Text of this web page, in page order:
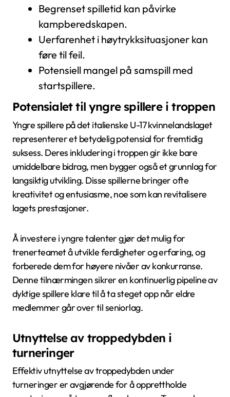
Begrenset spilletid kan påvirke
kampberedskapen.
Uerfarenhet i høytrykksituasjoner kan
føre til feil.
Potensiell mangel på samspill med
startspillere.
Potensialet til yngre spillere i troppen
Yngre spillere på det italienske U-17 kvinnelandslaget
representerer et betydelig potensial for fremtidig
suksess. Deres inkludering i troppen gir ikke bare
umiddelbare bidrag, men bygger også et grunnlag for
langsiktig utvikling. Disse spillerne bringer ofte
kreativitet og entusiasme, noe som kan revitalisere
lagets prestasjoner.
Å investere i yngre talenter gjør det mulig for
trenerteamet å utvikle ferdigheter og erfaring, og
forberede dem for høyere nivåer av konkurranse.
Denne tilnærmingen sikrer en kontinuerlig pipeline av
dyktige spillere klare til å ta steget opp når eldre
medlemmer går over til seniorlag.
Utnyttelse av troppedybden i
turneringer
Effektiv utnyttelse av troppedybden under
turneringer er avgjørende for å opprettholde